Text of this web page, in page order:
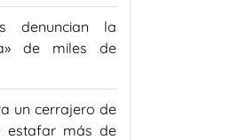
denuncian la
de miles de
un cerrajero de
estafar más de